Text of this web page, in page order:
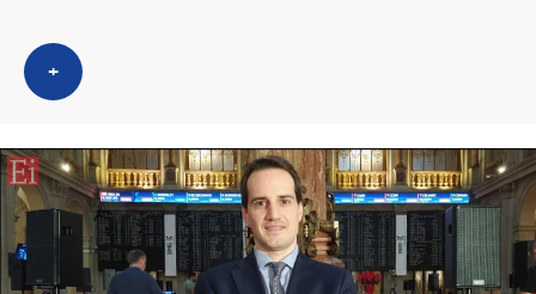
d
o
r
d
+